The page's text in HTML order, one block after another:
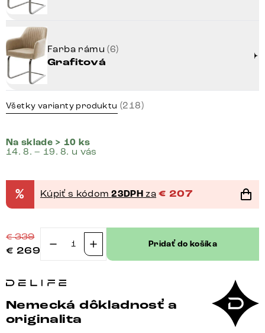
Farba rámu(6)
Grafitová
Všetky varianty produktu (218)
Na sklade > 10 ks
14. 8. – 19. 8. u vás
% Kúpiť s kódom23DPH za € 207
€339
€ 269
množstvo
stolička
Flex
mikrovlákno
Pridať do košíka
Nemecká dôkladnosť a
originalita